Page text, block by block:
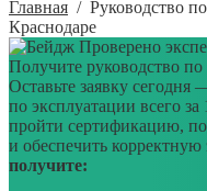
Главная / Руководство
Краснодаре
Проверено
Получите руководство по
Оставьте заявку сегодня
по эксплуатации всего
пройти сертификацию,
и обеспечить
получите: